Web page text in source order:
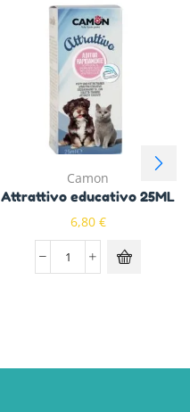
Camon
Attrattivo educativo 25ML
6,80 €